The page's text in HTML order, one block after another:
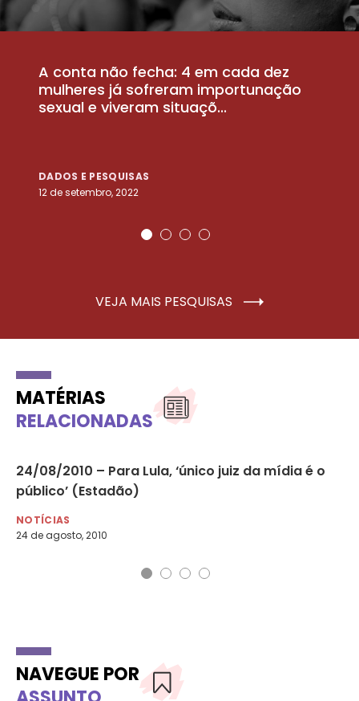
A conta não fecha: 4 em cada dez
mulheres já sofreram importunação
sexual e viveram situaçõ...
DADOS E PESQUISAS
12 de setembro, 2022
VEJA MAIS PESQUISAS
MATÉRIAS
RELACIONADAS
24/08/2010 – Para Lula, ‘único juiz da mídia é o
público’ (Estadão)
NOTÍCIAS
24 de agosto, 2010
NAVEGUE POR